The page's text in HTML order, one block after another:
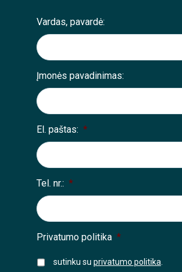
Vardas, pavardė:
Įmonės pavadinimas:
El. paštas: *
Tel. nr.: *
Privatumo politika *
sutinku su privatumo politika